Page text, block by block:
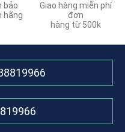
bảo
hãng
Giao hàng miễn phí
đơn
hàng từ 500k